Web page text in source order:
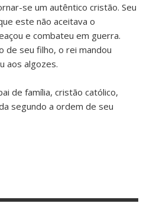
se um autêntico cristão. Seu
este não aceitava o
e combateu em guerra.
de seu filho, o rei mandou
aos algozes.
de família, cristão católico,
segundo a ordem de seu